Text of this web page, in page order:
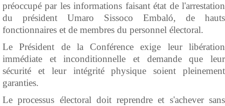
préoccupé par les informations faisant état de l'arrestation
du président Umaro Sissoco Embaló, de hauts
fonctionnaires et de membres du personnel électoral.
Le Président de la Conférence exige leur libération
immédiate et inconditionnelle et demande que leur
sécurité et leur intégrité physique soient pleinement
garanties.
Le processus électoral doit reprendre et s'achever sans